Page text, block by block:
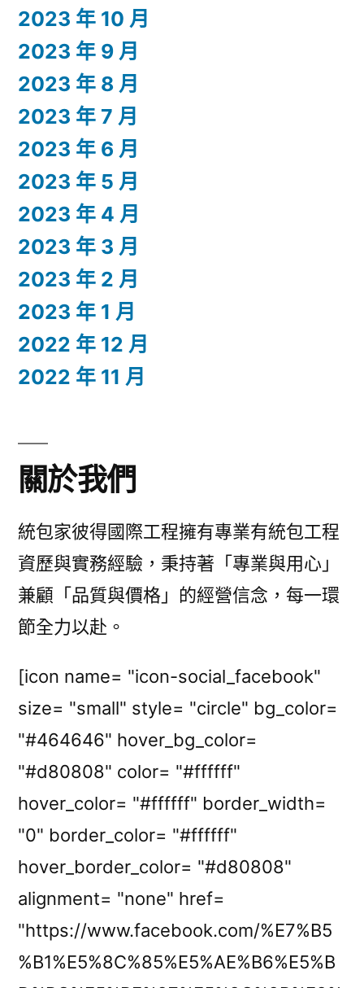
2023 年 10 月
2023 年 9 月
2023 年 8 月
2023 年 7 月
2023 年 6 月
2023 年 5 月
2023 年 4 月
2023 年 3 月
2023 年 2 月
2023 年 1 月
2022 年 12 月
2022 年 11 月
關於我們
統包家彼得國際工程擁有專業有統包工程
資歷與實務經驗，秉持著「專業與用心」
兼顧「品質與價格」的經營信念，每一環
節全力以赴。
[icon name= "icon-social_facebook"
size= "small" style= "circle" bg_color=
"#464646" hover_bg_color=
"#d80808" color= "#ffffff"
hover_color= "#ffffff" border_width=
"0" border_color= "#ffffff"
hover_border_color= "#d80808"
alignment= "none" href=
"https://www.facebook.com/%E7%B5
%B1%E5%8C%85%E5%AE%B6%E5%B